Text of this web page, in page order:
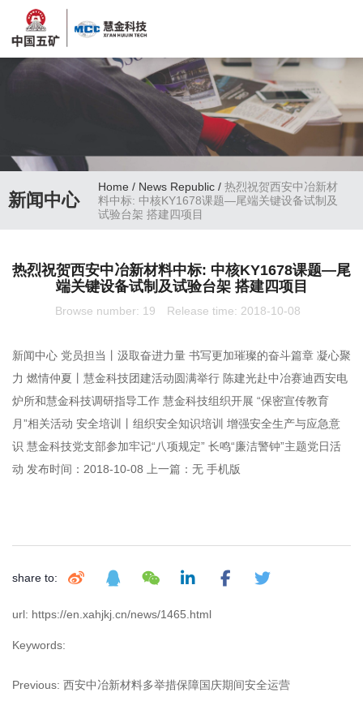
新闻中心
Home/ News Republic /热烈祝贺西安中冶新材
料中标: 中核KY1678课题—尾端关键设备试制及
试验台架 搭建四项目
热烈祝贺西安中冶新材料中标: 中核KY1678课题—尾
端关键设备试制及试验台架 搭建四项目
Browse number: 19 Release time: 2018-10-08
新闻中心 党员担当丨汲取奋进力量 书写更加璀璨的奋斗篇章 凝心聚
力 燃情仲夏丨慧金科技团建活动圆满举行 陈建光赴中冶赛迪西安电
炉所和慧金科技调研指导工作 慧金科技组织开展 “保密宣传教育
月”相关活动 安全培训丨组织安全知识培训 增强安全生产与应急意
识 慧金科技党支部参加牢记“八项规定” 长鸣“廉洁警钟”主题党日活
动 发布时间：2018-10-08 上一篇：无 手机版
share to:
url: https://en.xahjkj.cn/news/1465.html
Keywords:
Previous: 西安中冶新材料多举措保障国庆期间安全运营